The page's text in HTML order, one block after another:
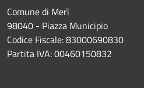
Comune di Merì
98040 - Piazza Municipio
Codice Fiscale: 83000690830
Partita IVA: 00460150832